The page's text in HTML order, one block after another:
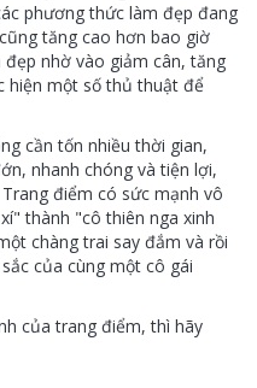
phương thức làm đẹp đang
tăng cao hơn bao giờ
nhờ vào giảm cân, tăng
hiện một số thủ thuật để
cần tốn nhiều thời gian,
nhanh chóng và tiện lợi,
điểm có sức mạnh vô
thành "cô thiên nga xinh
chàng trai say đắm và rồi
của cùng một cô gái
của trang điểm, thì hãy